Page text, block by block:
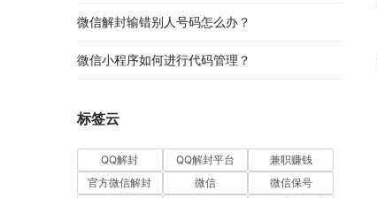
微信解封输错别人号码怎么办？
微信小程序如何进行代码管理？
标签云
QQ解封 QQ解封平台
兼职赚钱
官方微信解封
微信
微信保号